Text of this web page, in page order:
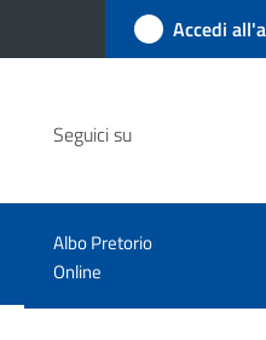
Accedi
Seguici su
Albo Pretorio
Online